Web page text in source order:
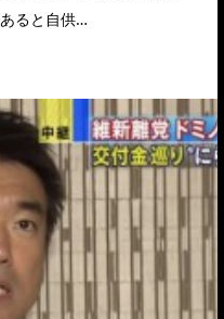
ると自供…